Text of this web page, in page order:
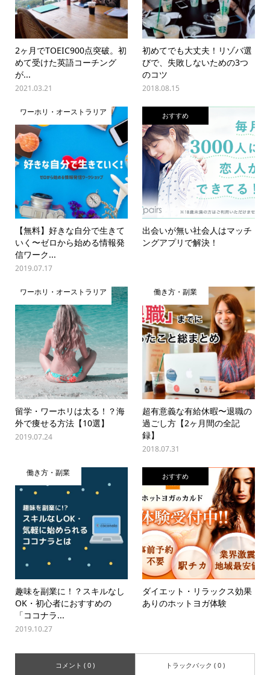
2ヶ月でTOEIC900点突破。初
めて受けた英語コーチング
が...
2021.03.21
初めてでも大丈夫！リゾバ選
びで、失敗しないための3つ
のコツ
2018.08.15
ワーホリ・オーストラリア
【無料】好きな自分で生きて
いく〜ゼロから始める情報発
信ワーク...
2019.07.17
おすすめ
出会いが無い社会人はマッチ
ングアプリで解決！
ワーホリ・オーストラリア
留学・ワーホリは太る！？海
外で痩せる方法【10選】
2019.07.24
働き方・副業
超有意義な有給休暇〜退職の
過ごし方【2ヶ月間の全記
録】
2018.07.31
働き方・副業
趣味を副業に！？スキルなし
OK・初心者におすすめの
「ココナラ...
2019.10.27
おすすめ
ダイエット・リラックス効果
ありのホットヨガ体験
コメント ( 0 ) トラックバック ( 0 )